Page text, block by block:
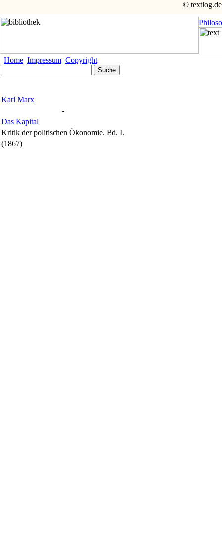
© textlog.de
Home Impressum Copyright
Karl Marx
-
Das Kapital
Kritik der politischen Ökonomie. Bd. I.
(1867)